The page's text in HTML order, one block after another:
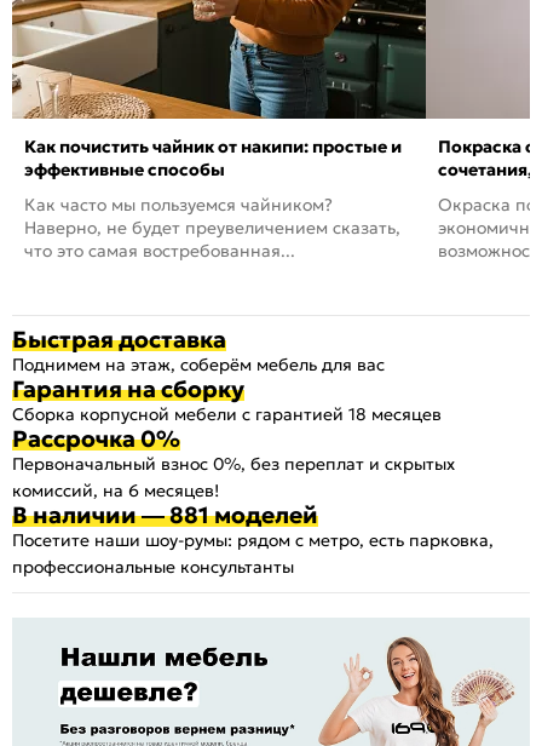
Как почистить чайник от накипи: простые и
эффективные способы
Как часто мы пользуемся чайником?
Наверно, не будет преувеличением сказать,
что это самая востребованная...
Покраска
сочетания,
Окраска
Быстрая доставка
Поднимем на этаж, соберём мебель для вас
Гарантия на сборку
Сборка корпусной мебели с гарантией 18 месяцев
Рассрочка 0%
Первоначальный взнос 0%, без переплат и скрытых
комиссий, на 6 месяцев!
В наличии — 881 моделей
Посетите наши шоу-румы: рядом с метро, есть парковка,
профессиональные консультанты